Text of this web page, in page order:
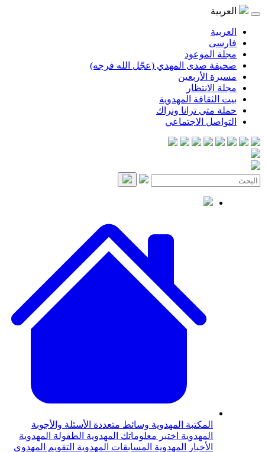
المهدي (عجّل الله فرجه)
المهدوية
ترانا ونراك
الاجتماعي
المهدويةوسائط متعددةالأسئلة والأجوبة
اختبر معلوماتك المهدويةالطفولة المهدوية
المهدويةالمسابقات المهدويةالتقويم المهدوي